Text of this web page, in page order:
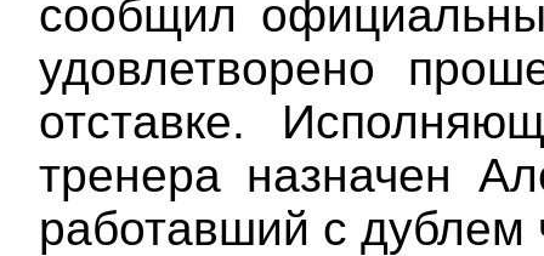
сообщил
удовлетворено
отставке.
тренера назначен
работавший с дублем